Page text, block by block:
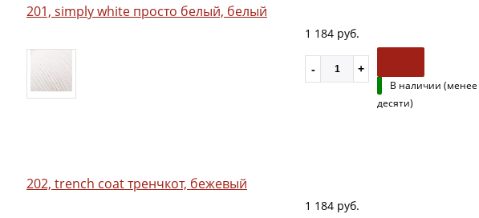
201, simply white просто белый, белый
1 184 руб.
В наличии (менее
десяти)
202, trench coat тренчкот, бежевый
1 184 руб.